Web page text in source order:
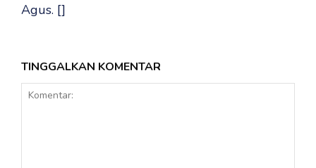
Agus. []
TINGGALKAN KOMENTAR